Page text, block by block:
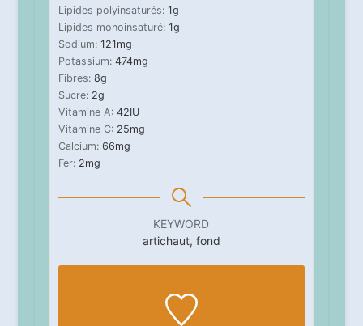
Lipides polyinsaturés: 1g
Lipides monoinsaturé: 1g
Sodium: 121mg
Potassium: 474mg
Fibres: 8g
Sucre: 2g
Vitamine A: 42IU
Vitamine C: 25mg
Calcium: 66mg
Fer: 2mg
KEYWORD
artichaut, fond